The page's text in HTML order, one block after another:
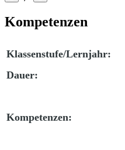
Kompetenzen
Klassenstufe/Lernjahr:
Dauer:
Kompetenzen: